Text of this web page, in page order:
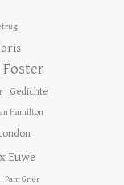
Foster
Gedichte
Hamilton
Euwe
Pam Grier